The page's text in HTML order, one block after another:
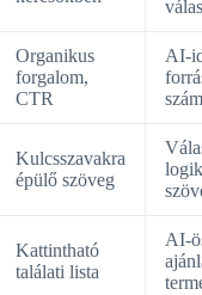
Organikus
forgalom,
CTR
AI-
Kulcsszavakra
épülő szöveg
Kattintható
találati lista
AI-